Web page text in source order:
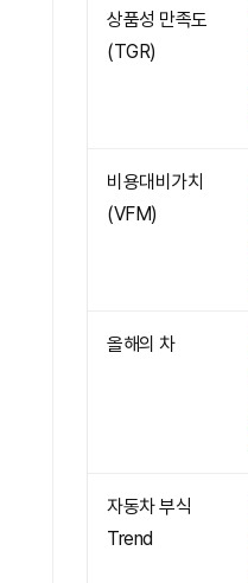
상품성 만족도
(TGR)
비용대비가치
(VFM)
올해의 차
자동차 부식
Trend